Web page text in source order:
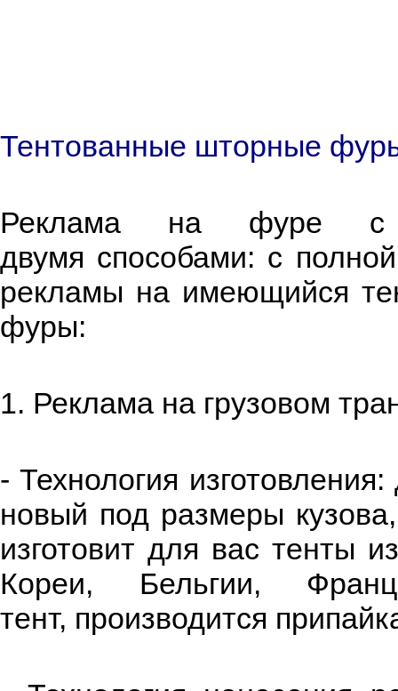
Тентованные шторные
Реклама на фуре с
двумя способами: с
рекламы на имеющийся
фуры:
1. Реклама на грузовом
- Технология
новый под размеры
изготовит для вас тенты
Кореи, Бельгии,
тент, производится